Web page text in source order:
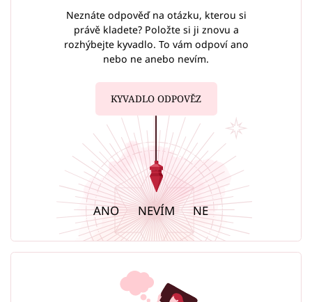
Neznáte odpověď na otázku, kterou si
právě kladete? Položte si ji znovu a
rozhýbejte kyvadlo. To vám odpoví ano
nebo ne anebo nevím.
KYVADLO ODPOVĚZ
ANO NEVÍM NE